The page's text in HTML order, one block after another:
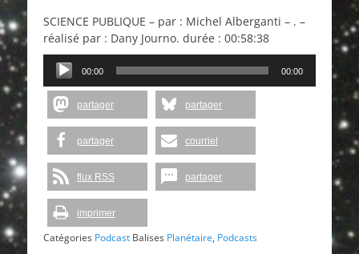
SCIENCE PUBLIQUE – par : Michel Alberganti – . –
réalisé par : Dany Journo. durée : 00:58:38
Lecteur
audio
00:00 00:00
partager partager
partager courriel
flux RSS partager
imprimer
Catégories Podcast Balises Planétaire, Podcasts